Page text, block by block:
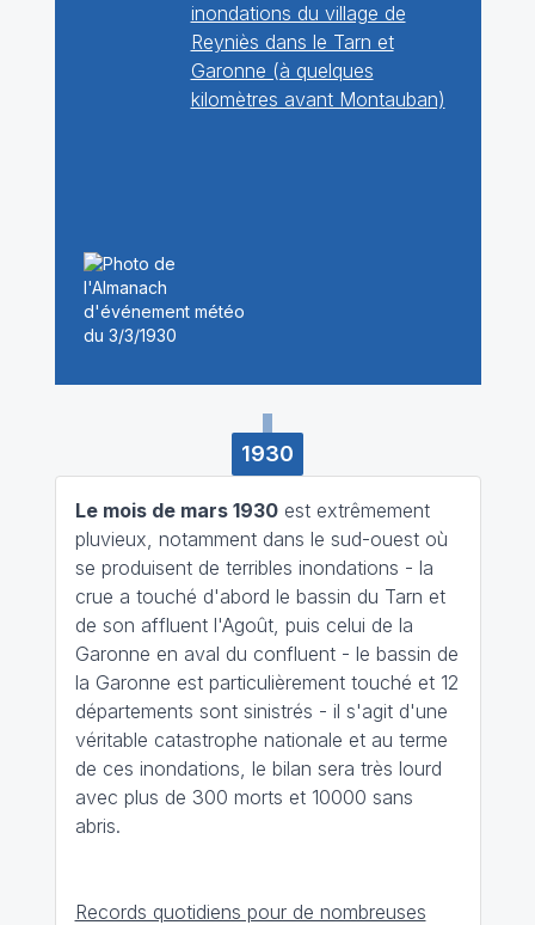
inondations du village de
Reyniès dans le Tarn et
Garonne (à quelques
kilomètres avant Montauban)
1930
Le mois de mars 1930est extrêmement
pluvieux, notamment dans le sud-ouest où
se produisent de terribles inondations - la
crue a touché d'abord le bassin du Tarn et
de son affluent l'Agoût, puis celui de la
Garonne en aval du confluent - le bassin de
la Garonne est particulièrement touché et 12
départements sont sinistrés - il s'agit d'une
véritable catastrophe nationale et au terme
de ces inondations, le bilan sera très lourd
avec plus de 300 morts et 10000 sans
abris.
Records quotidiens pour de nombreuses